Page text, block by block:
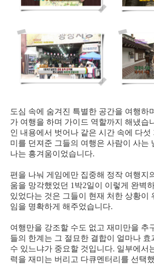
도심 속에 숨겨진 특별한 공간을 여행하
가 여행을 하며 가이드 역할까지 해냈습
인 내용에서 벗어나 같은 시간 속에 다섯
미를 던져준 그들의 여행은 사람이 사는
나는 흥겨움이었습니다.
편을 나눠 게임에만 집중해 정작 여행지
움을 망각했었던 1박2일이 이렇게 완벽
있었다는 것은 그들이 현재 처한 상황이
임을 명확하게 해주었습니다.
여행만을 강조할 수도 없고 재미만을 추
들의 한계는 그 절묘한 결합이 얼마나 효
수 있느냐가 중요할 것입니다. 일부에서
력을 재미는 버리고 다큐멘터리를 선택